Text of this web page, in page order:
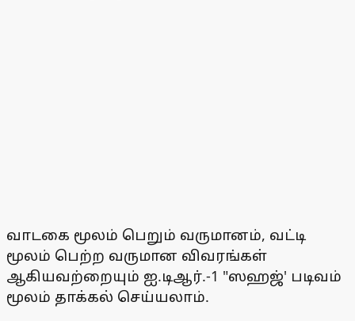
வாடகை மூலம் பெறும் வருமானம், வட்டி
மூலம் பெற்ற வருமான விவரங்கள்
ஆகியவற்றையும் ஐ.டிஆர்.-1 "ஸஹஜ்' படிவம்
மூலம் தாக்கல் செய்யலாம்.